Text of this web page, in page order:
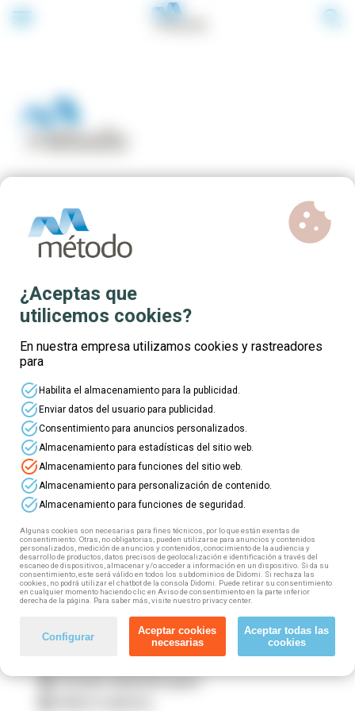
menu search
Cursos online gratuitos para
profesionales del sector
No dejes para septiembre lo que puedas
gratuitos más toppara profesionales del
Sector Textil! ⭐
Fórmate en TICs y haz despegar tu carrera
⏩ Este sector incluye: Industria textil y de la
confección; Curtido; Industrias del calzado;
Marroquinería, repujados y similares; Industrias
Si trabajas en este sector (tanto por cuenta propia
como por cuenta ajena) puedes acceder a esta
formación gratuita, 100% subvencionada. ¿Cómo?
¡Muy fácil! Tan solo tienes que seguir estos
pasos:
1️⃣ Elige tu curso
2️⃣ Rellena el formulario
3️⃣ Fórmate totalmente gratis
¿Aceptas que
utilicemos cookies?
cookie
En nuestra empresa utilizamos cookies y rastreadores
para
task_alt Habilita el almacenamiento para la publicidad.
task_alt Enviar datos del usuario para publicidad.
task_altConsentimiento para anuncios personalizados.
task_altAlmacenamiento para estadísticas del sitio web.
task_altAlmacenamiento para funciones del sitio web.
task_altAlmacenamiento para personalización de contenido.
task_altAlmacenamiento para funciones de seguridad.
Algunas cookies son necesarias para fines técnicos, por lo que están exentas de
consentimiento. Otras, no obligatorias, pueden utilizarse para anuncios y contenidos
personalizados, medición de anuncios y contenidos, conocimiento de la audiencia y
desarrollo de productos, datos precisos de geolocalización e identificación a través del
escaneo de dispositivos, almacenar y/o acceder a información en un dispositivo. Si da su
consentimiento, este será válido en todos los subdominios de Didomi. Si rechaza las
cookies, no podrá utilizar el chatbot de la consola Didomi. Puede retirar su consentimiento
en cualquier momento haciendo clic en Aviso de consentimiento en la parte inferior
derecha de la página. Para saber más, visite nuestro privacy center.
Configurar
Aceptar cookies
necesarias
Aceptar todas las
cookies